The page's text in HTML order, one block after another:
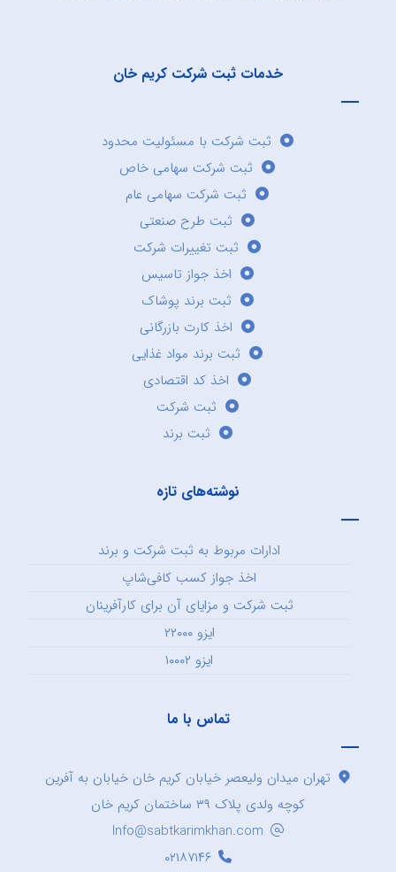
خدمات ثبت شرکت کریم خان
ثبت شرکت با مسئولیت محدود
ثبت شرکت سهامی خاص
ثبت شرکت سهامی عام
ثبت طرح صنعتی
ثبت تغییرات شرکت
اخذ جواز تاسیس
ثبت برند پوشاک
اخذ کارت بازرگانی
ثبت برند مواد غذایی
اخذ کد اقتصادی
ثبت شرکت
ثبت برند
نوشته‌های تازه
ادارات مربوط به ثبت شرکت و برند
اخذ جواز کسب کافی‌شاپ
ثبت شرکت و مزایای آن برای کارآفرینان
ایزو ۲۲۰۰۰
ایزو ۱۰۰۰۲
تماس با ما
تهران میدان ولیعصر خیابان کریم خان خیابان به آفرین
کوچه ولدی پلاک ۳۹ ساختمان کریم خان
Info@sabtkarimkhan.com
۰۲۱۸۷۱۴۶